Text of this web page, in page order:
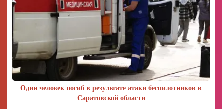
Один человек погиб в результате атаки беспилотников в
Саратовской области